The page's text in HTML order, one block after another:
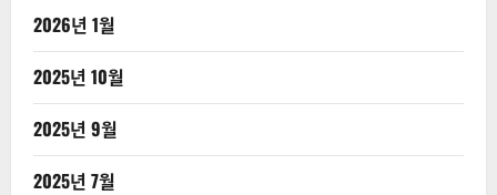
2026년 1월
2025년 10월
2025년 9월
2025년 7월